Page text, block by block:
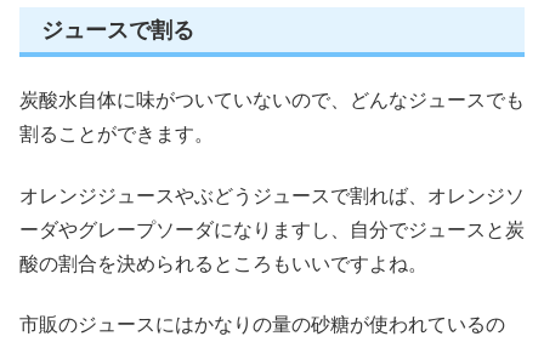
ジュースで割る
炭酸水自体に味がついていないので、どんなジュースでも
割ることができます。
オレンジジュースやぶどうジュースで割れば、オレンジソ
ーダやグレープソーダになりますし、自分でジュースと炭
酸の割合を決められるところもいいですよね。
市販のジュースにはかなりの量の砂糖が使われているの